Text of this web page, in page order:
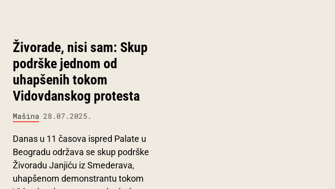
Živorade, nisi sam: Skup
podrške jednom od
uhapšenih tokom
Vidovdanskog protesta
Mašina 28.07.2025.
Danas u 11 časova ispred Palate u
Beogradu održava se skup podrške
Živoradu Janjiću iz Smederava,
uhapšenom demonstrantu tokom